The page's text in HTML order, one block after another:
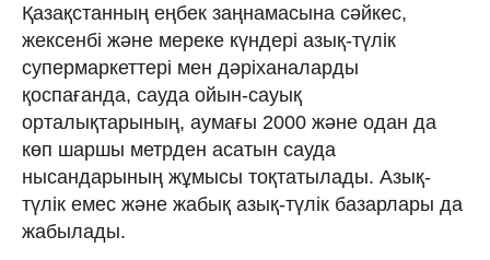
Қазақстанның еңбек заңнамасына сәйкес,
жексенбі және мереке күндері азық-түлік
супермаркеттері мен дәріханаларды
қоспағанда, сауда ойын-сауық
орталықтарының, аумағы 2000 және одан да
көп шаршы метрден асатын сауда
нысандарының жұмысы тоқтатылады. Азық-
түлік емес және жабық азық-түлік базарлары да
жабылады.